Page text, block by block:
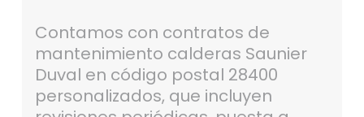
Contamos con contratos de
mantenimiento calderas Saunier
Duval en código postal 28400
personalizados, que incluyen